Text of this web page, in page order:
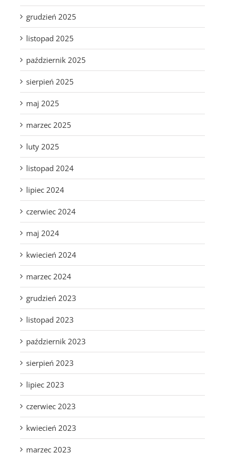
grudzień 2025
listopad 2025
październik 2025
sierpień 2025
maj 2025
marzec 2025
luty 2025
listopad 2024
lipiec 2024
czerwiec 2024
maj 2024
kwiecień 2024
marzec 2024
grudzień 2023
listopad 2023
październik 2023
sierpień 2023
lipiec 2023
czerwiec 2023
kwiecień 2023
marzec 2023